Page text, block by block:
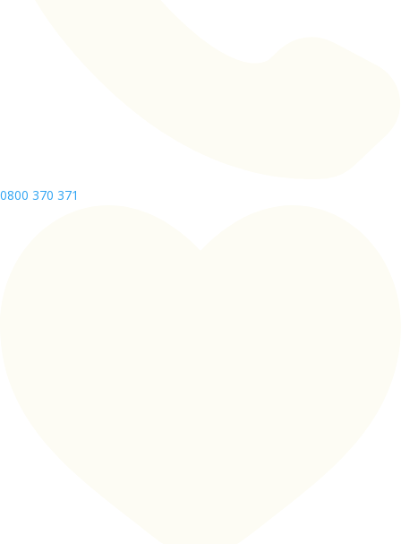
0800 370 371